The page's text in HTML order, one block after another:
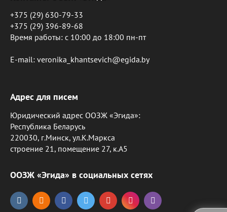
+375 (29) 630-79-33
+375 (29) 396-89-68
Время работы: c 10:00 до 18:00 пн-пт
E-mail: veronika_khantsevich@egida.by
Адрес для писем
Юридический адрес ООЗЖ «Эгида»:
Республика Беларусь
220030, г.Минск, ул.К.Маркса
строение 21, помещение 27, к.А5
ООЗЖ «Эгида» в социальных сетях